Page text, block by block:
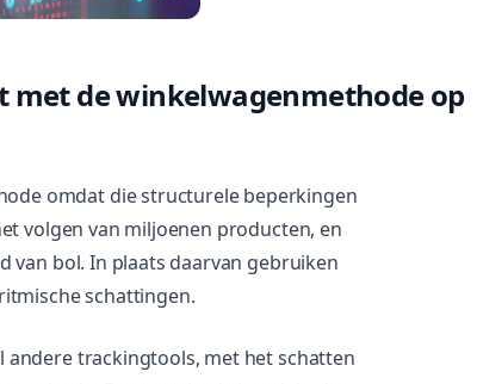
de winkelwagenmethode op
omdat die structurele beperkingen
volgen van miljoenen producten, en
van bol. In plaats daarvan gebruiken
schattingen.
trackingtools, met het schatten